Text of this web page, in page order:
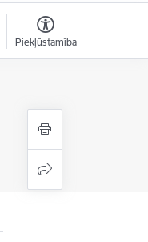
Piekļūstamība